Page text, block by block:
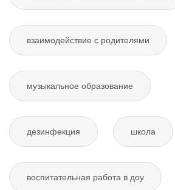
взаимодействие с родителями
музыкальное образование
дезинфекция школа
воспитательная работа в доу